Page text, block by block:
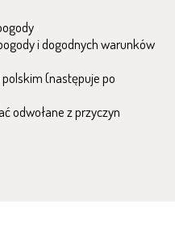
i dogodnych warunków
(następuje po
odwołane z przyczyn